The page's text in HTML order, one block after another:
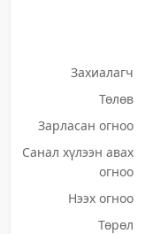
Захиалагч
Төлөв
Зарласан огноо
Санал хүлээн авах
огноо
Нээх огноо
Төрөл